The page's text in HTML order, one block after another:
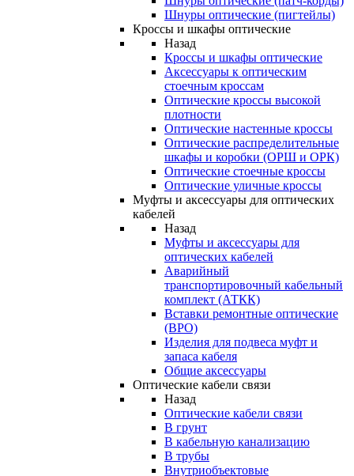
Шнуры оптические (пигтейлы)
Кроссы и шкафы оптические
Назад
Кроссы и шкафы оптические
Аксессуары к оптическим
стоечным кроссам
Оптические кроссы высокой
плотности
Оптические настенные кроссы
Оптические распределительные
шкафы и коробки (ОРШ и ОРК)
Оптические стоечные кроссы
Оптические уличные кроссы
Муфты и аксессуары для оптических
кабелей
Назад
Муфты и аксессуары для
оптических кабелей
Аварийный
транспортировочный кабельный
комплект (АТКК)
Вставки ремонтные оптические
(ВРО)
Изделия для подвеса муфт и
запаса кабеля
Общие аксессуары
Оптические кабели связи
Назад
Оптические кабели связи
В грунт
В кабельную канализацию
В трубы
Внутриобъектовые